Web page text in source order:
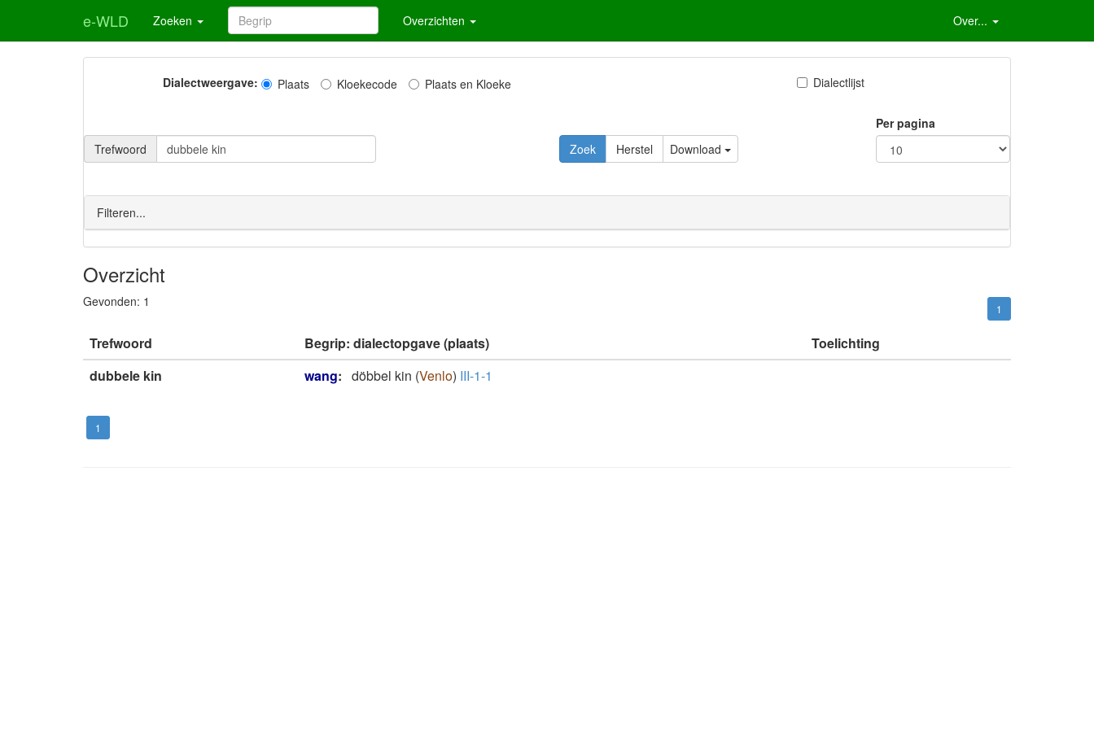
e-WLD Zoeken Overzichten Over...
Dialectweergave: Plaats Kloekecode Plaats en Kloeke Dialectlijst
Trefwoord Download
Per pagina
Filteren...
Overzicht
Gevonden: 1 1
Trefwoord Begrip: dialectopgave (plaats)
Toelichting
dubbele kin
wang: döbbel kin (Venlo) III-1-1
1